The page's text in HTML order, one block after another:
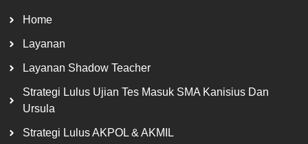
Home
Layanan
Layanan Shadow Teacher
Strategi Lulus Ujian Tes Masuk SMA Kanisius Dan
Ursula
Strategi Lulus AKPOL & AKMIL